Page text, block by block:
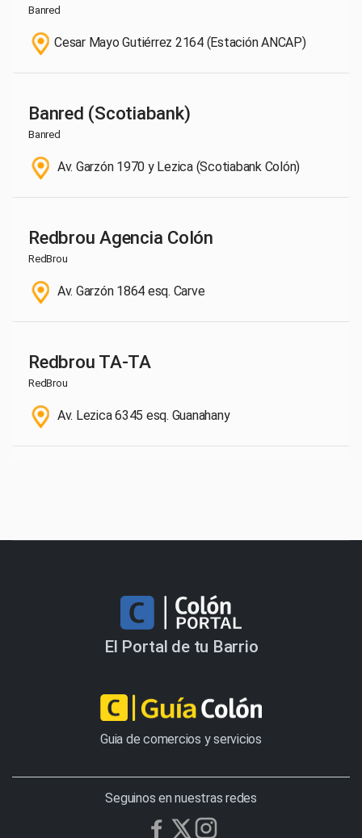
Banred
Cesar Mayo Gutiérrez 2164 (Estación ANCAP)
Banred (Scotiabank)
Banred
Av. Garzón 1970 y Lezica (Scotiabank Colón)
Redbrou Agencia Colón
RedBrou
Av. Garzón 1864 esq. Carve
Redbrou TA-TA
RedBrou
Av. Lezica 6345 esq. Guanahany
El Portal de tu Barrio
Guia de comercios y servicios
Seguinos en nuestras redes